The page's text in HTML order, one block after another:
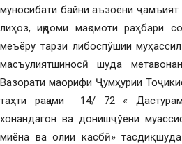
муносибати байни аъзоёни
лиҳоз, иқдоми мақомоти раҳбари
меъёру тарзи либоспўшии
масъулиятшиносӣ шуда
Вазорати маорифи Ҷумҳурии
таҳти рақами 14/ 72 «
хонандагон ва донишҷўёни
миёна ва олии касбӣ» тасдиқ